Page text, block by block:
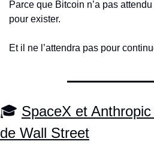
Parce que Bitcoin n’a pas
pour exister.
Et il ne l’attendra pas pour
🎓 SpaceX et
de Wall Street